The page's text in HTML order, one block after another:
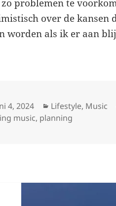
zo problemen te
over de kansen
worden als ik er aan
4, 2024 Categorieën
Lifestyle, Music
music, planning